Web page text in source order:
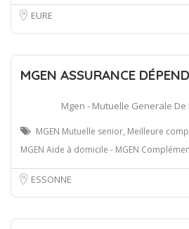
EURE
MGEN ASSURANCE
Mgen - Mutuelle Generale
MGEN Mutuelle senior, Meilleure
MGEN Aide à domicile - MGEN
ESSONNE